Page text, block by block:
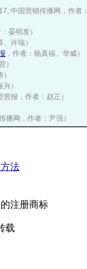
中国营销传播网，作者：
晏明发）
许瑞）
，作者：杨真福、华威）
）
）
营报，作者：赵正）
播网，作者：尹强）
法
注册商标
载